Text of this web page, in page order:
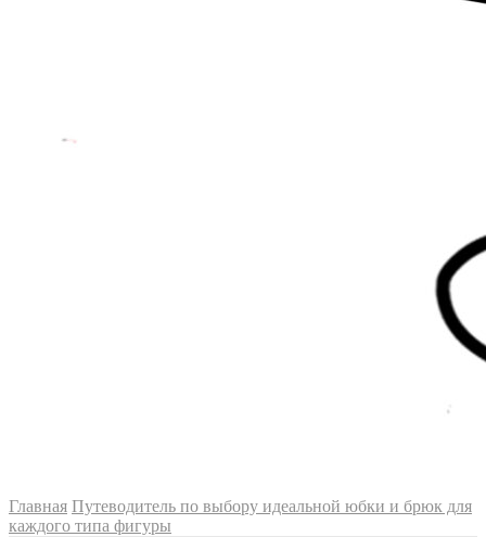
Главная Путеводитель по выбору идеальной юбки и брюк для
каждого типа фигуры